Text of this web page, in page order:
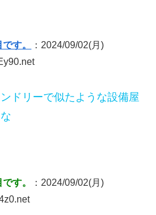
す。
：2024/09/02(月)
ドリーで似たような設備屋
す。
：2024/09/02(月)